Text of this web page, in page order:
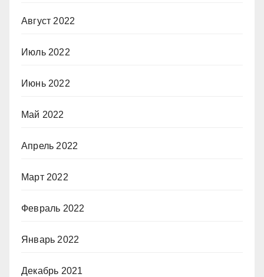
Август 2022
Июль 2022
Июнь 2022
Май 2022
Апрель 2022
Март 2022
Февраль 2022
Январь 2022
Декабрь 2021